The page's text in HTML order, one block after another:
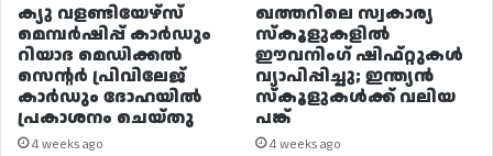
ക്യു വളണ്ടിയേഴ്‌സ്
മെമ്പർഷിപ്പ് കാർഡും
റിയാദ മെഡിക്കൽ
സെന്റർ പ്രിവിലേജ്
കാർഡും ദോഹയിൽ
പ്രകാശനം ചെയ്തു
4 weeks ago
ഖത്തറിലെ സ്വകാര്യ
സ്കൂളുകളിൽ
ഈവനിംഗ് ഷിഫ്റ്റുകൾ
വ്യാപിപ്പിച്ചു; ഇന്ത്യൻ
സ്കൂളുകൾക്ക് വലിയ
പങ്ക്
4 weeks ago